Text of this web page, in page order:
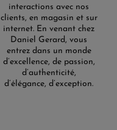
interactions avec nos
clients, en magasin et sur
internet. En venant chez
Daniel Gerard, vous
entrez dans un monde
d’excellence, de passion,
d’authenticité,
d’élégance, d’exception.